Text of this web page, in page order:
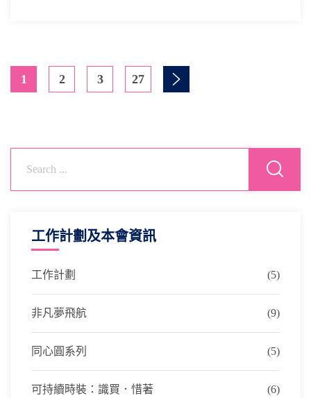
1 2 3 27
工作計劃及本會資訊
工作計劃 (5)
非凡夢飛航 (9)
同心圓系列 (5)
可持續時裝：識買．惜著 (6)